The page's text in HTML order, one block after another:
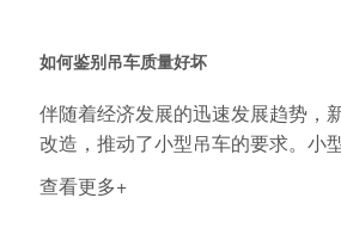
如何鉴别吊车质量好坏
伴随着经济发展的迅速发展趋势，
改造，推动了小型吊车的要求。小
不断...
查看更多+